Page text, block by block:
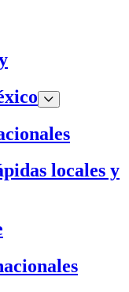
locales y